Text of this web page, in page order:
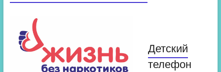
Детский
телефон